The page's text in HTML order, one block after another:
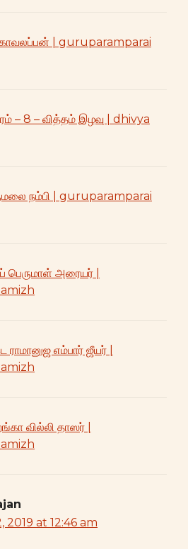
காவலப்பன் | guruparamparai
– 8 – வித்தம் இழவு | dhivya
நம்பி | guruparamparai
பெருமாள் அரையர் |
ராமானுஜ எம்பார் ஜீயர் |
வில்லி தாஸர் |
2019 at 12:46 am